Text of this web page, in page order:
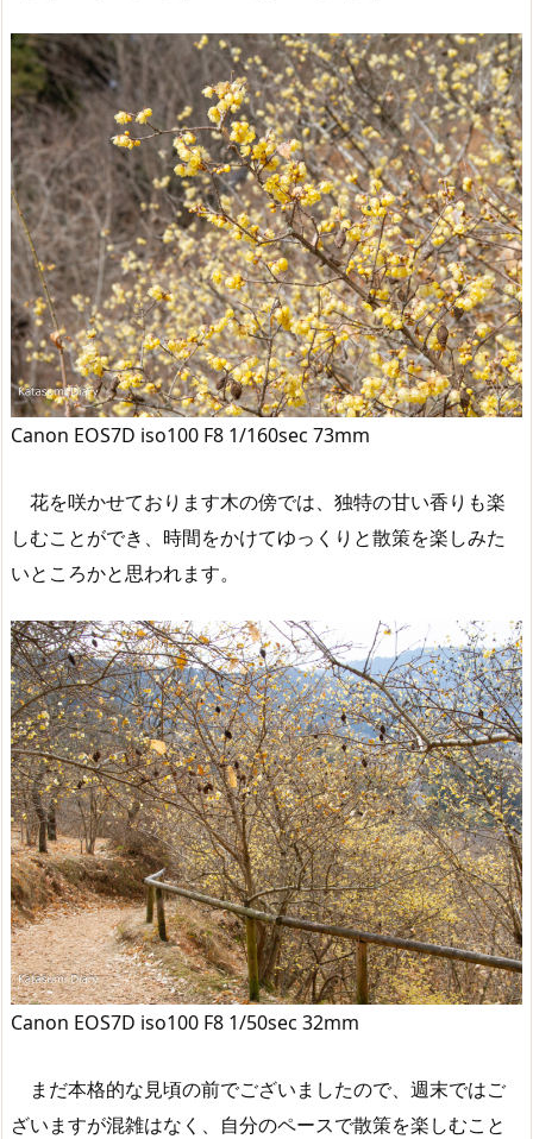
Canon EOS7D iso100 F8 1/160sec 73mm
花を咲かせております木の傍では、独特の甘い香りも楽
しむことができ、時間をかけてゆっくりと散策を楽しみた
いところかと思われます。
Canon EOS7D iso100 F8 1/50sec 32mm
まだ本格的な見頃の前でございましたので、週末ではご
ざいますが混雑はなく、自分のペースで散策を楽しむこと